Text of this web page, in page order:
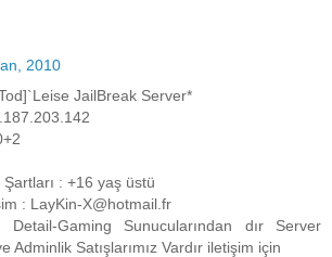
2010
JailBreak Server*
Şartları : +16 yaş üstü
: LayKin-X@hotmail.fr
Gaming Sunucularından dır Server
Adminlik Satışlarımız Vardır iletişim için